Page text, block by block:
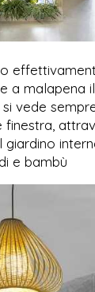
a malapena
vede
finestra,
giardino
e bambù